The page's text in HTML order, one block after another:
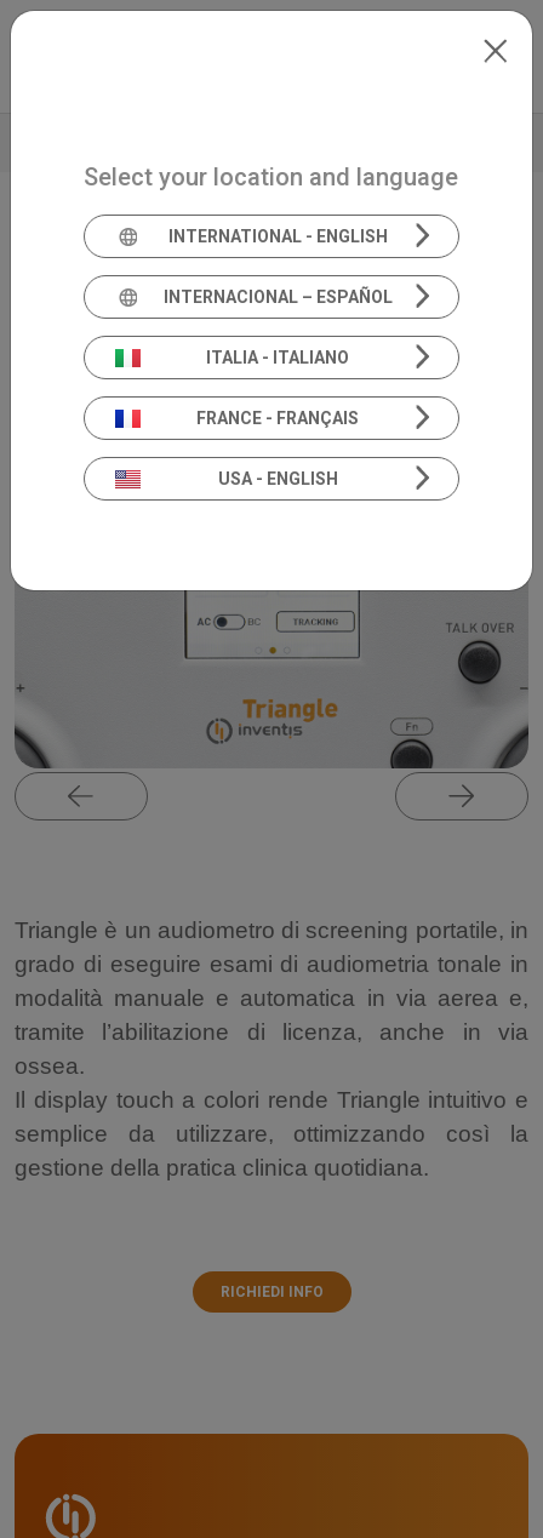
Skip to main content
Audiometro di screening
Triangle
Triangle è un audiometro di screening portatile, in
grado di eseguire esami di audiometria tonale in
modalità manuale e automatica in via aerea e,
tramite l’abilitazione di licenza, anche in via
ossea.
Il display touch a colori rende Triangle intuitivo e
semplice da utilizzare, ottimizzando così la
gestione della pratica clinica quotidiana.
RICHIEDI INFO
Select your location and language
INTERNATIONAL - ENGLISH
INTERNACIONAL – ESPAÑOL
ITALIA - ITALIANO
FRANCE - FRANÇAIS
USA - ENGLISH